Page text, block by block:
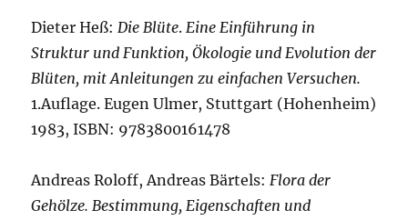
Dieter Heß: Die Blüte. Eine Einführung in
Struktur und Funktion, Ökologie und Evolution der
Blüten, mit Anleitungen zu einfachen Versuchen.
1.Auflage. Eugen Ulmer, Stuttgart (Hohenheim)
1983, ISBN: 9783800161478
Andreas Roloff, Andreas Bärtels: Flora der
Gehölze. Bestimmung, Eigenschaften und